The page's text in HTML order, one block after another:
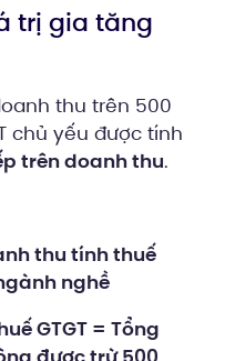
trị gia tăng
thu trên 500
chủ yếu được tính
trên doanh thu.
thu tính thuế
nghề
GTGT = Tổng